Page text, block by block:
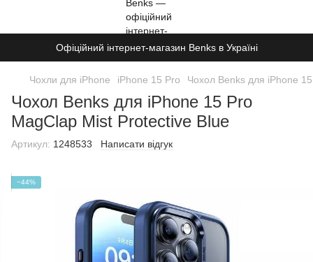
Офіційний інтернет-магазин Benks в Україні
Чохли для iPhone iPhone 15 Pro Чохол Benks для iPhone
Чохол Benks для iPhone 15 Pro
MagClap Mist Protective Blue
Артикул: 1248533 Написати відгук
−44%